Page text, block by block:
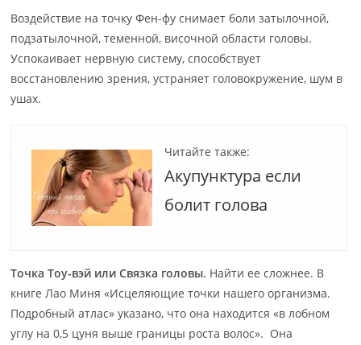
Воздействие на точку Фен-фу снимает боли затылочной,
подзатылочной, теменной, височной области головы.
Успокаивает нервную систему, способствует
восстановлению зрения, устраняет головокружение, шум в
ушах.
Читайте также:
Акупунктура если
болит голова
Точка Тоу-вэй или Связка головы. Найти ее сложнее. В
книге Лао Миня «Исцеляющие точки нашего организма.
Подробный атлас» указано, что она находится «в лобном
углу на 0,5 цуня выше границы роста волос». Она